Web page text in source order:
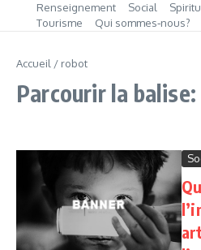
Renseignement
Social
Tourisme
Qui sommes‑nous?
Accueil / robot
Parcourir la